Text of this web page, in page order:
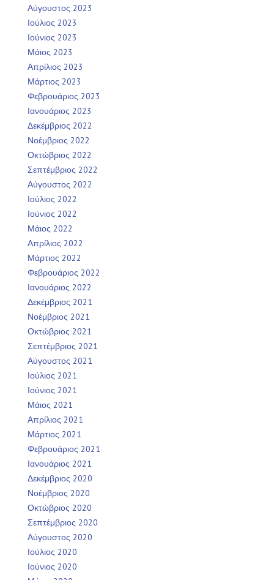
Αύγουστος 2023
Ιούλιος 2023
Ιούνιος 2023
Μάιος 2023
Απρίλιος 2023
Μάρτιος 2023
Φεβρουάριος 2023
Ιανουάριος 2023
Δεκέμβριος 2022
Νοέμβριος 2022
Οκτώβριος 2022
Σεπτέμβριος 2022
Αύγουστος 2022
Ιούλιος 2022
Ιούνιος 2022
Μάιος 2022
Απρίλιος 2022
Μάρτιος 2022
Φεβρουάριος 2022
Ιανουάριος 2022
Δεκέμβριος 2021
Νοέμβριος 2021
Οκτώβριος 2021
Σεπτέμβριος 2021
Αύγουστος 2021
Ιούλιος 2021
Ιούνιος 2021
Μάιος 2021
Απρίλιος 2021
Μάρτιος 2021
Φεβρουάριος 2021
Ιανουάριος 2021
Δεκέμβριος 2020
Νοέμβριος 2020
Οκτώβριος 2020
Σεπτέμβριος 2020
Αύγουστος 2020
Ιούλιος 2020
Ιούνιος 2020